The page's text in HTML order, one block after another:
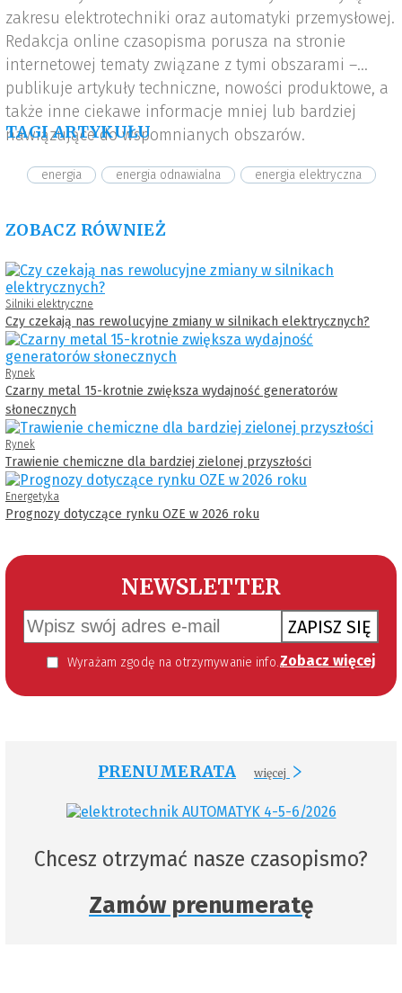
zakresu elektrotechniki oraz automatyki przemysłowej.
Redakcja online czasopisma porusza na stronie
internetowej tematy związane z tymi obszarami –
publikuje artykuły techniczne, nowości produktowe, a
także inne ciekawe informacje mniej lub bardziej
nawiązujące do wspomnianych obszarów.
TAGI ARTYKUŁU
energia energia odnawialna energia elektryczna
ZOBACZ RÓWNIEŻ
Silniki elektryczne
Czy czekają nas rewolucyjne zmiany w silnikach elektrycznych?
Rynek
Czarny metal 15-krotnie zwiększa wydajność generatorów
słonecznych
Rynek
Trawienie chemiczne dla bardziej zielonej przyszłości
Energetyka
Prognozy dotyczące rynku OZE w 2026 roku
NEWSLETTER
ZAPISZ SIĘ
Wyrażam zgodę na otrzymywanie informacji handlowej kierowanej do mnie za pomocą środków komunikacji elektronicznej w szczególności poczty elektronicznej zgodnie z przepisem art. 10 ust 2 ustawy z dnia 18 lipca 2002 roku o świadczeniu usług drogą elektroniczną (Dz. U. 144 z 2002 r. poz. 1204). Zgoda jest dobrowolna, jednak jej wyrażenie jest konieczne, aby otrzymywać newsletter. Zobacz więcej
PRENUMERATA więcej
Chcesz otrzymać nasze czasopismo?
Zamów prenumeratę